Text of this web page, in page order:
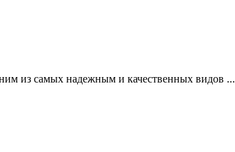
из самых надежным и качественных видов ...